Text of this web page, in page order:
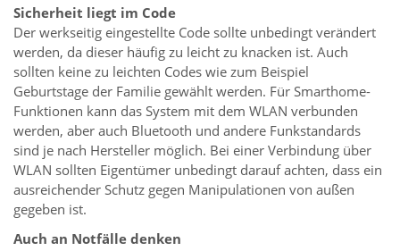
Sicherheit liegt im Code
Der werkseitig eingestellte Code sollte unbedingt verändert
werden, da dieser häufig zu leicht zu knacken ist. Auch
sollten keine zu leichten Codes wie zum Beispiel
Geburtstage der Familie gewählt werden. Für Smarthome-
Funktionen kann das System mit dem WLAN verbunden
werden, aber auch Bluetooth und andere Funkstandards
sind je nach Hersteller möglich. Bei einer Verbindung über
WLAN sollten Eigentümer unbedingt darauf achten, dass ein
ausreichender Schutz gegen Manipulationen von außen
gegeben ist.
Auch an Notfälle denken